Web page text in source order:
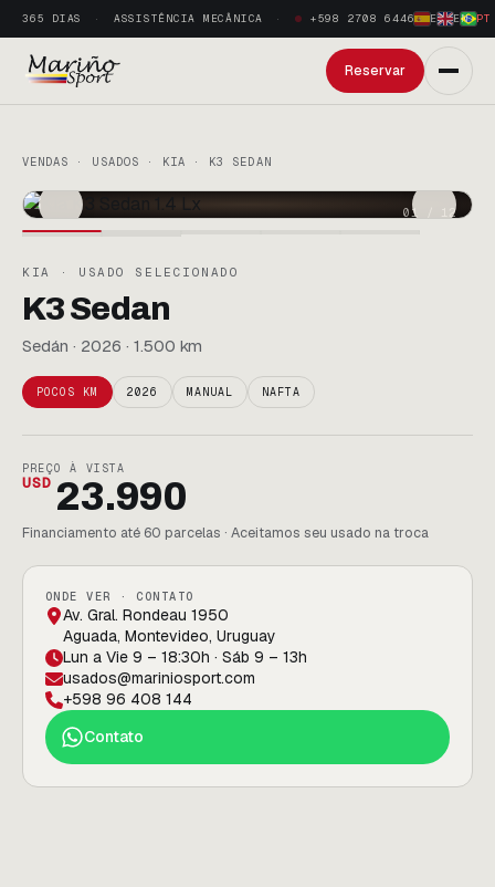
365 DIAS ASSISTÊNCIA MECÂNICA +598 2708 6446 ES
· EN
· PT
Reservar
VENDAS · USADOS · KIA · K3 SEDAN
01 12
KIA · USADO SELECIONADO
K3 Sedan
Sedán · 2026 · 1.500 km
POCOS KM 2026 MANUAL NAFTA
PREÇO À VISTA
USD 23.990
Financiamento até 60 parcelas · Aceitamos seu usado na troca
ONDE VER · CONTATO
Av. Gral. Rondeau 1950
Aguada, Montevideo, Uruguay
Lun a Vie 9 – 18:30h · Sáb 9 – 13h
usados@mariniosport.com
+598 96 408 144
Contato